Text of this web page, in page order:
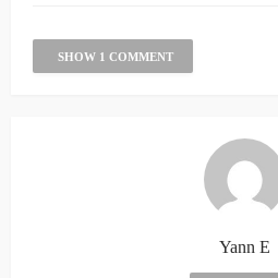
SHOW 1 COMMENT
Yann E